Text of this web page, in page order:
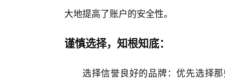
大地提高了账户的安全性。
谨慎选择，知根知底：
选择信誉良好的品牌：优先选择